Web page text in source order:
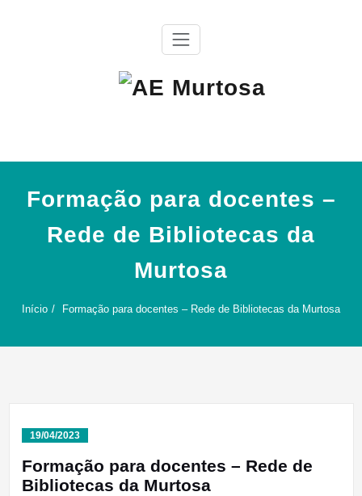
Formação para docentes –
Rede de Bibliotecas da
Murtosa
Início Formação para docentes – Rede de Bibliotecas da Murtosa
19/04/2023
Formação para docentes – Rede de
Bibliotecas da Murtosa